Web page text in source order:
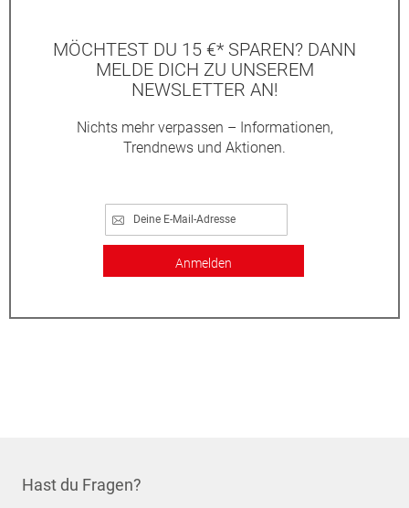
MÖCHTEST DU 15 €* SPAREN? DANN
MELDE DICH ZU UNSEREM
NEWSLETTER AN!
Nichts mehr verpassen – Informationen,
Trendnews und Aktionen.
Anmelden
Hast du Fragen?